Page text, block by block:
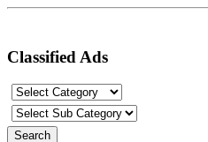
Classified Ads